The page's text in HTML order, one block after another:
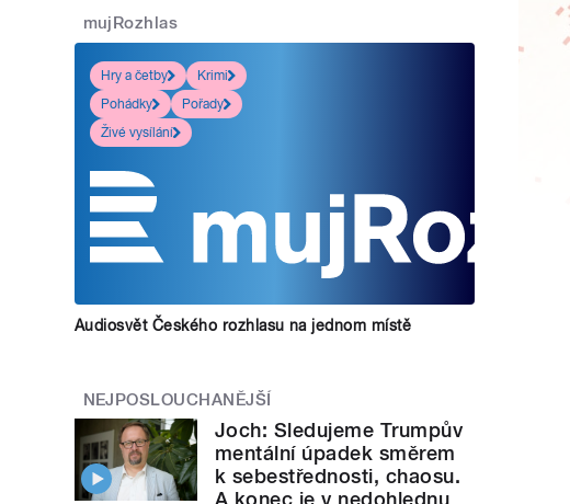
mujRozhlas
Hry a četby
Krimi
Pohádky
Pořady
Živé vysílání
Audiosvět Českého rozhlasu na jednom místě
NEJPOSLOUCHANĚJŠÍ
Joch: Sledujeme Trumpův
mentální úpadek směrem
k sebestřednosti, chaosu.
A konec je v nedohlednu